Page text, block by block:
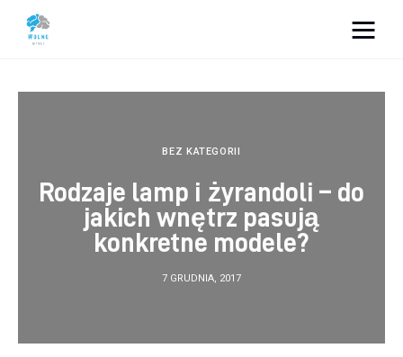
Dom i ogród
Uroda
Więcej
BEZ KATEGORII
Rodzaje lamp i żyrandoli – do
jakich wnętrz pasują
konkretne modele?
7 GRUDNIA, 2017